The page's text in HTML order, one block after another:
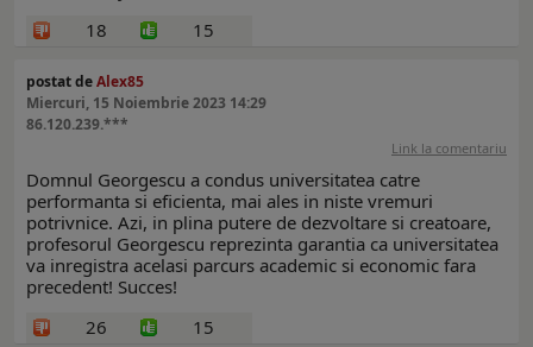
18
15
postat deAlex85
Miercuri, 15 Noiembrie 2023 14:29
86.120.239.***
Link la comentariu
Domnul Georgescu a condus universitatea catre
performanta si eficienta, mai ales in niste vremuri
potrivnice. Azi, in plina putere de dezvoltare si creatoare,
profesorul Georgescu reprezinta garantia ca universitatea
va inregistra acelasi parcurs academic si economic fara
precedent! Succes!
26
15